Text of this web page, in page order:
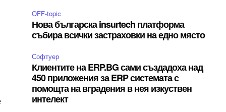
OFF-topic
Нова българска insurtech платформа
събира всички застраховки на едно място
Софтуер
Клиентите на ERP.BG сами създадоха над
450 приложения за ERP системата с
помощта на вградения в нея изкуствен
интелект